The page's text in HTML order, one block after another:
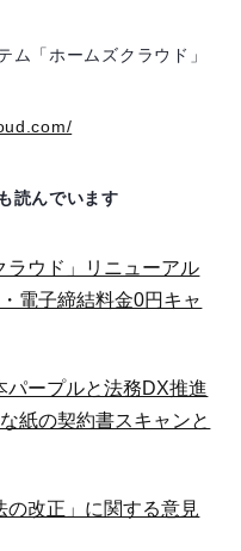
ム「ホームズクラウド」
読んでいます
ラウド」リニューアル
電子締結料金0円キャ
パープルと法務DX推進
紙の契約書スキャンと
改正」に関する意見